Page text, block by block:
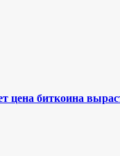
биткоина